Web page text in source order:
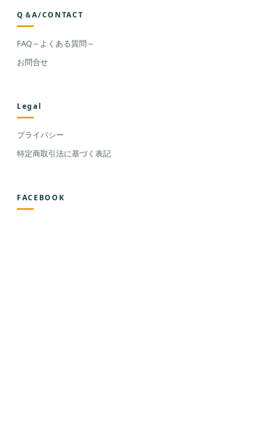
Q＆A/CONTACT
FAQ～よくある質問～
お問合せ
Legal
プライバシー
特定商取引法に基づく表記
FACEBOOK